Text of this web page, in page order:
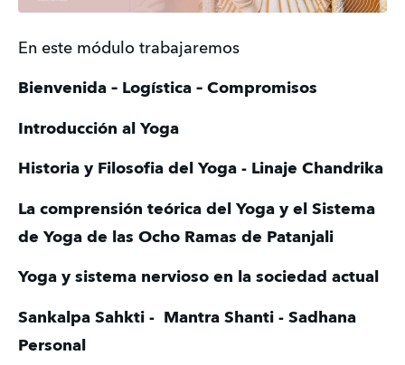
En este módulo trabajaremos
Bienvenida – Logística – Compromisos
Introducción al Yoga
Historia y Filosofia del Yoga - Linaje Chandrika
La comprensión teórica del Yoga y el Sistema
de Yoga de las Ocho Ramas de Patanjali
Yoga y sistema nervioso en la sociedad actual
Sankalpa Sahkti -  Mantra Shanti - Sadhana
Personal